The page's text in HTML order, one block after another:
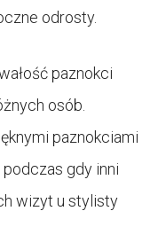
odrosty.
paznokci
osób.
paznokciami
gdy inni
wizyt u stylisty